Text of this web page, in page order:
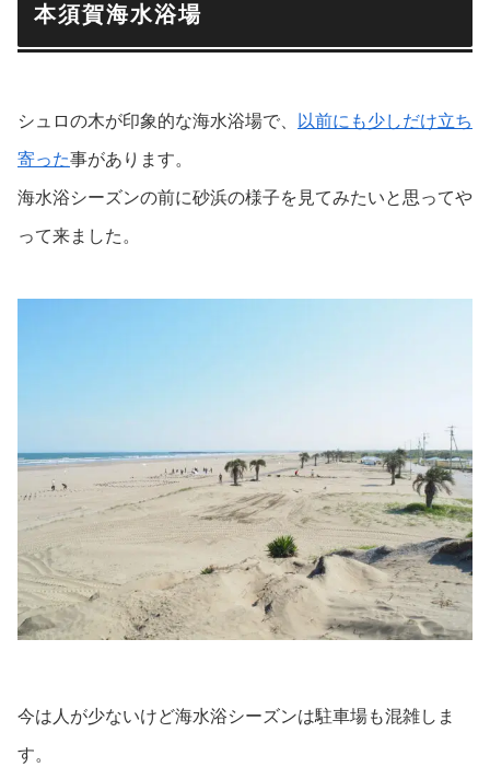
本須賀海水浴場
シュロの木が印象的な海水浴場で、 以前にも少しだけ立ち
寄った事があります。
海水浴シーズンの前に砂浜の様子を見てみたいと思ってや
って来ました。
今は人が少ないけど海水浴シーズンは駐車場も混雑しま
す。